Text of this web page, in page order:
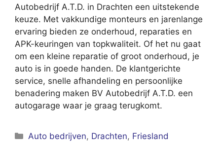
Autobedrijf A.T.D. in Drachten een uitstekende
keuze. Met vakkundige monteurs en jarenlange
ervaring bieden ze onderhoud, reparaties en
APK-keuringen van topkwaliteit. Of het nu gaat
om een kleine reparatie of groot onderhoud, je
auto is in goede handen. De klantgerichte
service, snelle afhandeling en persoonlijke
benadering maken BV Autobedrijf A.T.D. een
autogarage waar je graag terugkomt.
Categorieën
Auto bedrijven, Drachten, Friesland